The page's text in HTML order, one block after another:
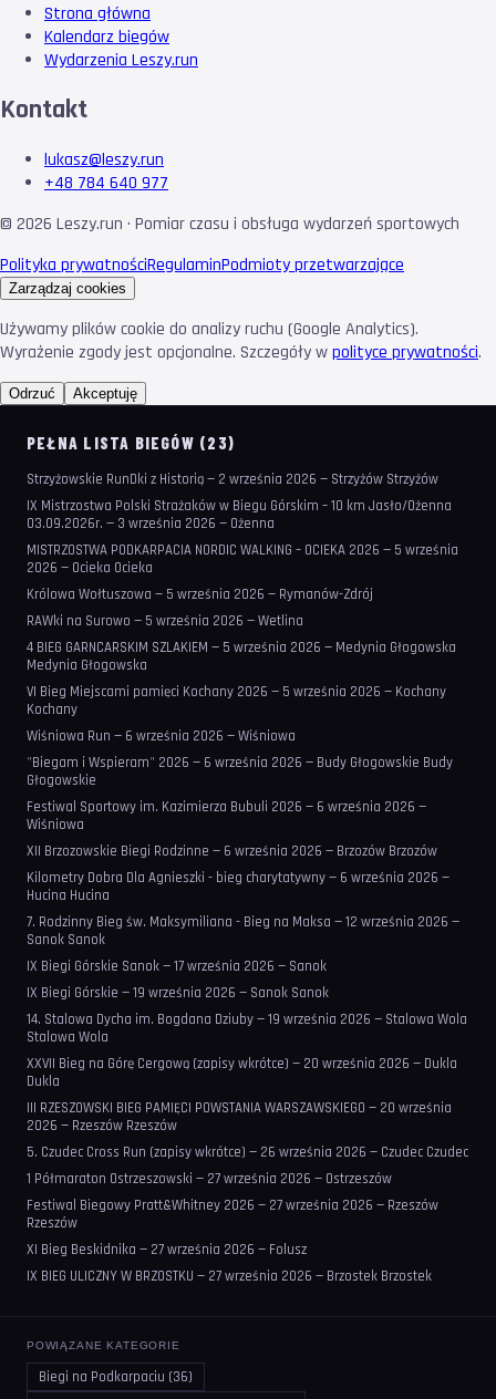
Strona główna
Kalendarz biegów
Wydarzenia Leszy.run
Kontakt
lukasz@leszy.run
+48 784 640 977
© 2026 Leszy.run · Pomiar czasu i obsługa wydarzeń sportowych
Polityka prywatnościRegulaminPodmioty przetwarzające
Zarządzaj cookies
Używamy plików cookie do analizy ruchu (Google Analytics).
Wyrażenie zgody jest opcjonalne. Szczegóły wpolityce prywatności.
Odrzuć Akceptuję
PEŁNA LISTA BIEGÓW (23)
Strzyżowskie RunDki z Historią — 2 września 2026 — Strzyżów Strzyżów
IX Mistrzostwa Polski Strażaków w Biegu Górskim – 10 km Jasło/Ożenna
03.09.2026r. — 3 września 2026 — Ożenna
MISTRZOSTWA PODKARPACIA NORDIC WALKING – OCIEKA 2026 — 5 września
2026 — Ocieka Ocieka
Królowa Wołtuszowa — 5 września 2026 — Rymanów-Zdrój
RAWki na Surowo — 5 września 2026 — Wetlina
4 BIEG GARNCARSKIM SZLAKIEM — 5 września 2026 — Medynia Głogowska
Medynia Głogowska
VI Bieg Miejscami pamięci Kochany 2026 — 5 września 2026 — Kochany
Kochany
Wiśniowa Run — 6 września 2026 — Wiśniowa
"Biegam i Wspieram" 2026 — 6 września 2026 — Budy Głogowskie Budy
Głogowskie
Festiwal Sportowy im. Kazimierza Bubuli 2026 — 6 września 2026 —
Wiśniowa
XII Brzozowskie Biegi Rodzinne — 6 września 2026 — Brzozów Brzozów
Kilometry Dobra Dla Agnieszki - bieg charytatywny — 6 września 2026 —
Hucina Hucina
7. Rodzinny Bieg św. Maksymiliana - Bieg na Maksa — 12 września 2026 —
Sanok Sanok
IX Biegi Górskie Sanok — 17 września 2026 — Sanok
IX Biegi Górskie — 19 września 2026 — Sanok Sanok
14. Stalowa Dycha im. Bogdana Dziuby — 19 września 2026 — Stalowa Wola
Stalowa Wola
XXVII Bieg na Górę Cergową (zapisy wkrótce) — 20 września 2026 — Dukla
Dukla
III RZESZOWSKI BIEG PAMIĘCI POWSTANIA WARSZAWSKIEGO — 20 września
2026 — Rzeszów Rzeszów
5. Czudec Cross Run (zapisy wkrótce) — 26 września 2026 — Czudec Czudec
1 Półmaraton Ostrzeszowski — 27 września 2026 — Ostrzeszów
Festiwal Biegowy Pratt&Whitney 2026 — 27 września 2026 — Rzeszów
Rzeszów
XI Bieg Beskidnika — 27 września 2026 — Folusz
IX BIEG ULICZNY W BRZOSTKU — 27 września 2026 — Brzostek Brzostek
POWIĄZANE KATEGORIE
Biegi na Podkarpaciu (36)